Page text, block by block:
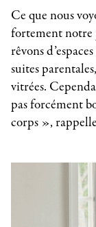
Ce que nous
fortement notre
rêvons
suites
vitrées.
pas forcément
corps »,